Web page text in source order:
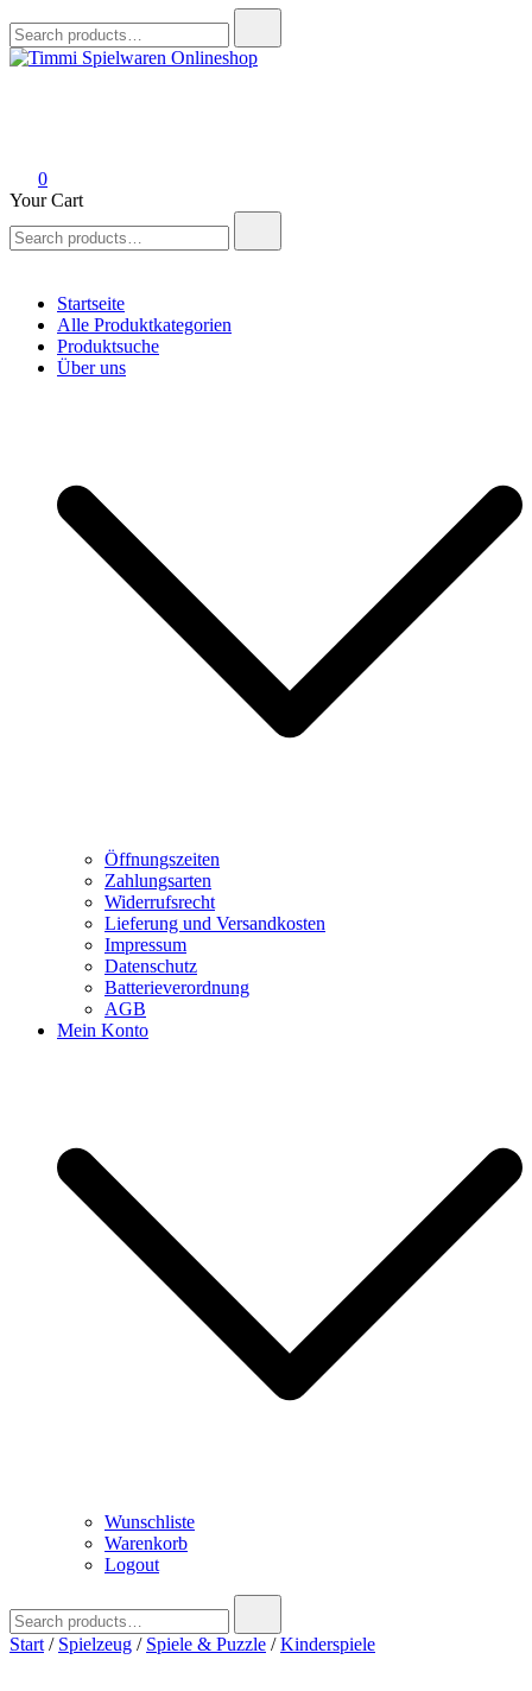
for:
0
Your Cart
for:
Startseite
Alle Produktkategorien
Produktsuche
Über uns
Öffnungszeiten
Zahlungsarten
Widerrufsrecht
Lieferung und Versandkosten
Impressum
Datenschutz
Batterieverordnung
AGB
Mein Konto
Wunschliste
Warenkorb
Logout
for:
Start / Spielzeug / Spiele & Puzzle /Kinderspiele